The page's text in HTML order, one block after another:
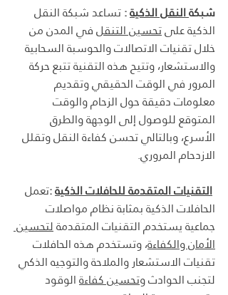
شبكة النقل الذكية : تساعد شبكة النقل
الذكية على تحسين التنقل في المدن من
خلال تقنيات الاتصالات والحوسبة السحابية
والاستشعار، وتتيح هذه التقنية تتبع حركة
المرور في الوقت الحقيقي وتقديم
معلومات دقيقة حول الزحام والوقت
المتوقع للوصول إلى الوجهة والطرق
الأسرع، وبالتالي تحسن كفاءة النقل وتقلل
الازدحام المروري.
التقنيات المتقدمة للحافلات الذكية :تعمل
الحافلات الذكية بمثابة نظام مواصلات
جماعية يستخدم التقنيات المتقدمة لتحسين
الأمان والكفاءة، وتستخدم هذه الحافلات
تقنيات الاستشعار والملاحة والتوجيه الذكي
لتجنب الحوادث وتحسين كفاءة الوقود